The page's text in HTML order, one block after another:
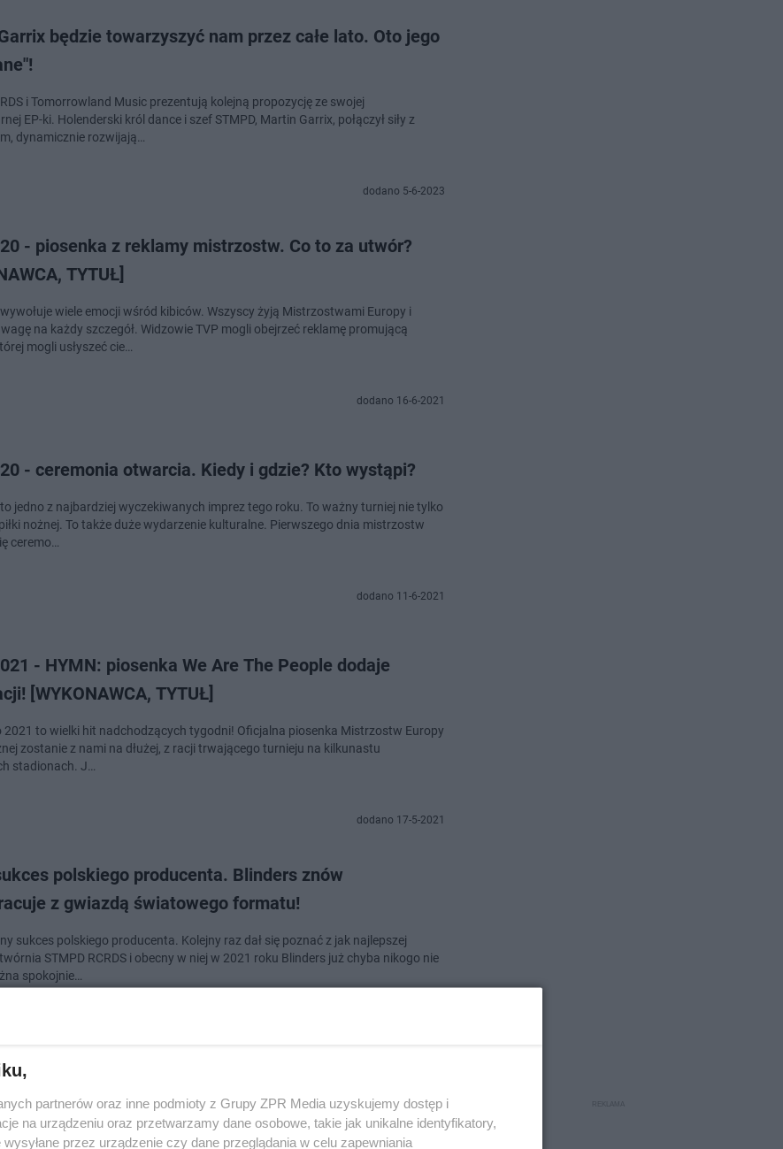
będzie towarzyszyć nam przez całe lato. Oto jego
i Tomorrowland Music prezentują kolejną propozycję ze swojej
EP-ki. Holenderski król dance i szef STMPD, Martin Garrix, połączył siły z
dynamicznie rozwijają…
dodano 5-6-2023
- piosenka z reklamy mistrzostw. Co to za utwór?
TYTUŁ]
wiele emocji wśród kibiców. Wszyscy żyją Mistrzostwami Europy i
na każdy szczegół. Widzowie TVP mogli obejrzeć reklamę promującą
mogli usłyszeć cie…
dodano 16-6-2021
- ceremonia otwarcia. Kiedy i gdzie? Kto wystąpi?
jedno z najbardziej wyczekiwanych imprez tego roku. To ważny turniej nie tylko
nożnej. To także duże wydarzenie kulturalne. Pierwszego dnia mistrzostw
ceremo…
dodano 11-6-2021
- HYMN: piosenka We Are The People dodaje
[WYKONAWCA, TYTUŁ]
2021 to wielki hit nadchodzących tygodni! Oficjalna piosenka Mistrzostw Europy
zostanie z nami na dłużej, z racji trwającego turnieju na kilkunastu
stadionach. J…
dodano 17-5-2021
polskiego producenta. Blinders znów
z gwiazdą światowego formatu!
sukces polskiego producenta. Kolejny raz dał się poznać z jak najlepszej
STMPD RCRDS i obecny w niej w 2021 roku Blinders już chyba nikogo nie
spokojnie…
szczerze o tęsknocie za koncertami, hymnie Euro
[WYWIAD]
partnerów oraz inne podmioty z Grupy ZPR Media uzyskujemy dostęp i
na urządzeniu oraz przetwarzamy dane osobowe, takie jak unikalne identyfikatory,
przez urządzenie czy dane przeglądania w celu zapewniania